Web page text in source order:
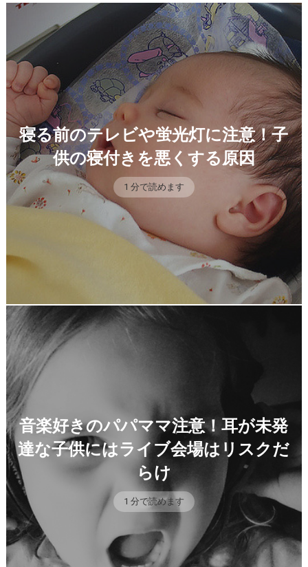
寝る前のテレビや蛍光灯に注意！子
供の寝付きを悪くする原因
1 分で読めます
音楽好きのパパママ注意！耳が未発
達な子供にはライブ会場はリスクだ
らけ
1 分で読めます